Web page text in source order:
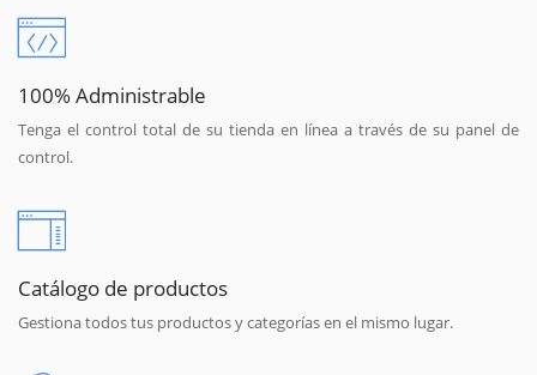
100% Administrable
Tenga el control total de su tienda en línea a través de su panel de
control.
Catálogo de productos
Gestiona todos tus productos y categorías en el mismo lugar.